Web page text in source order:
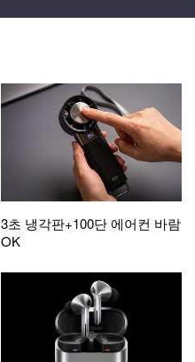
3초 냉각판+100단 에어컨 바람
OK